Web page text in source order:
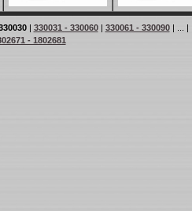
| 330031 - 330060| 330061 - 330090| ... |
- 1802681